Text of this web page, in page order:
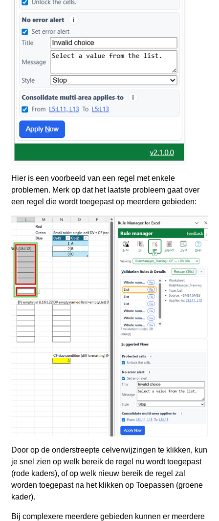
Hier is een voorbeeld van een regel met enkele
problemen. Merk op dat het laatste probleem gaat over
een regel die wordt toegepast op meerdere gebieden:
Door op de onderstreepte celverwijzingen te klikken, kun
je snel zien op welk bereik de regel nu wordt toegepast
(rode kaders), of op welk nieuw bereik de regel zal
worden toegepast na het klikken op Toepassen (groene
kader).
Bij complexere meerdere gebieden kunnen er meerdere